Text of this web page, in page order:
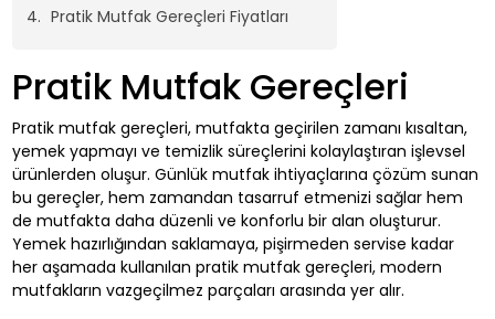
Pratik Mutfak Gereçleri Fiyatları
Pratik Mutfak Gereçleri
Pratik mutfak gereçleri, mutfakta geçirilen zamanı kısaltan,
yemek yapmayı ve temizlik süreçlerini kolaylaştıran işlevsel
ürünlerden oluşur. Günlük mutfak ihtiyaçlarına çözüm sunan
bu gereçler, hem zamandan tasarruf etmenizi sağlar hem
de mutfakta daha düzenli ve konforlu bir alan oluşturur.
Yemek hazırlığından saklamaya, pişirmeden servise kadar
her aşamada kullanılan pratik mutfak gereçleri, modern
mutfakların vazgeçilmez parçaları arasında yer alır.